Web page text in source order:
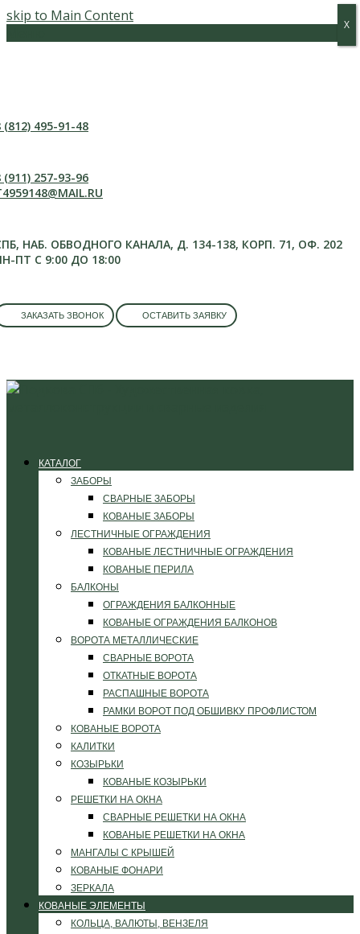
skip to Main Content
(812) 495-91-48
(911) 257-93-96
НАБ. ОБВОДНОГО КАНАЛА, Д. 134-138, КОРП. 71, ОФ. 202
ПТ С 9:00 ДО 18:00
ЗАКАЗАТЬ ЗВОНОК ОСТАВИТЬ ЗАЯВКУ
КАТАЛОГ
ЗАБОРЫ
СВАРНЫЕ ЗАБОРЫ
КОВАНЫЕ ЗАБОРЫ
ЛЕСТНИЧНЫЕ ОГРАЖДЕНИЯ
КОВАНЫЕ ЛЕСТНИЧНЫЕ ОГРАЖДЕНИЯ
КОВАНЫЕ ПЕРИЛА
БАЛКОНЫ
ОГРАЖДЕНИЯ БАЛКОННЫЕ
КОВАНЫЕ ОГРАЖДЕНИЯ БАЛКОНОВ
ВОРОТА МЕТАЛЛИЧЕСКИЕ
СВАРНЫЕ ВОРОТА
ОТКАТНЫЕ ВОРОТА
РАСПАШНЫЕ ВОРОТА
РАМКИ ВОРОТ ПОД ОБШИВКУ ПРОФЛИСТОМ
КОВАНЫЕ ВОРОТА
КАЛИТКИ
КОЗЫРЬКИ
КОВАНЫЕ КОЗЫРЬКИ
РЕШЕТКИ НА ОКНА
СВАРНЫЕ РЕШЕТКИ НА ОКНА
КОВАНЫЕ РЕШЕТКИ НА ОКНА
МАНГАЛЫ С КРЫШЕЙ
КОВАНЫЕ ФОНАРИ
ЗЕРКАЛА
КОВАНЫЕ ЭЛЕМЕНТЫ
КОЛЬЦА, ВАЛЮТЫ, ВЕНЗЕЛЯ
Х
Х